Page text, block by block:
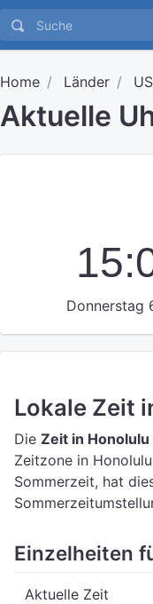
Home Länder
Aktuelle
Donnerstag
Lokale Zeit
Die Zeit in Honolulu
Zeitzone in
Sommerzeit, hat
Einzelheiten
Aktuelle Zeit